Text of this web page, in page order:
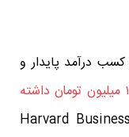
درآمد پایدار و
چطور درآمد روزانه ۱ میلیون تومان داشته
” است. بر اساس پژوهشی از Harvard Business